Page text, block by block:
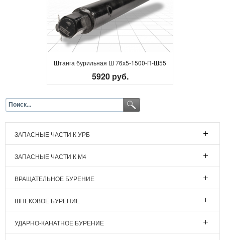
Штанга бурильная Ш 76х5-1500-П-Ш55
5920 руб.
ЗАПАСНЫЕ ЧАСТИ К УРБ
ЗАПАСНЫЕ ЧАСТИ К М4
ВРАЩАТЕЛЬНОЕ БУРЕНИЕ
ШНЕКОВОЕ БУРЕНИЕ
УДАРНО-КАНАТНОЕ БУРЕНИЕ